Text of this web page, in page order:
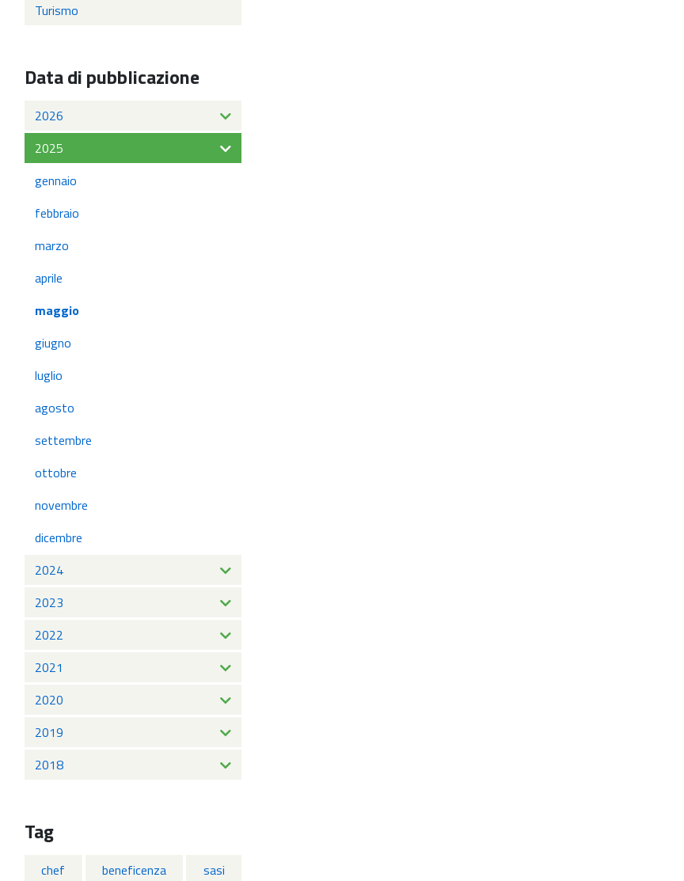
Turismo
Data di pubblicazione
2026
2025
gennaio
febbraio
marzo
aprile
maggio
giugno
luglio
agosto
settembre
ottobre
novembre
dicembre
2024
2023
2022
2021
2020
2019
2018
Tag
chef beneficenza
sasi